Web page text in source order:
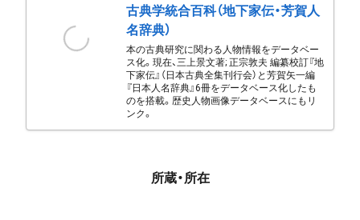
古典学統合百科（地下家伝・芳賀人
名辞典）
本の古典研究に関わる人物情報をデータベー
ス化。現在、三上景文著; 正宗敦夫 編纂校訂『地
下家伝』（日本古典全集刊行会）と芳賀矢一編
『日本人名辞典』6冊をデータベース化したも
のを搭載。歴史人物画像データベースにもリ
ンク。
所蔵・所在